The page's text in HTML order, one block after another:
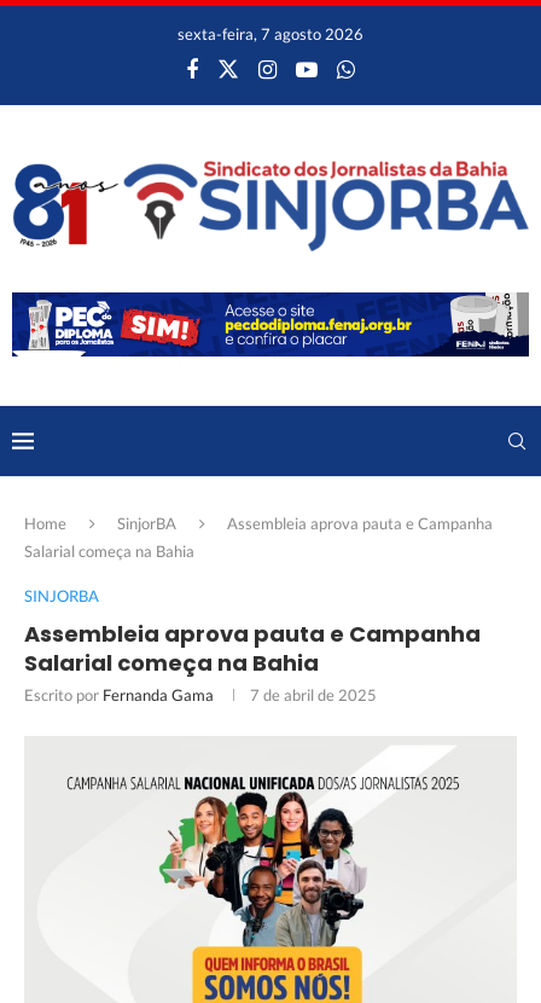
sexta-feira, 7 agosto 2026
Home SinjorBA
Assembleia aprova pauta e Campanha
Salarial começa na Bahia
SINJORBA
Assembleia aprova pauta e Campanha
Salarial começa na Bahia
Escrito por Fernanda Gama 7 de abril de 2025